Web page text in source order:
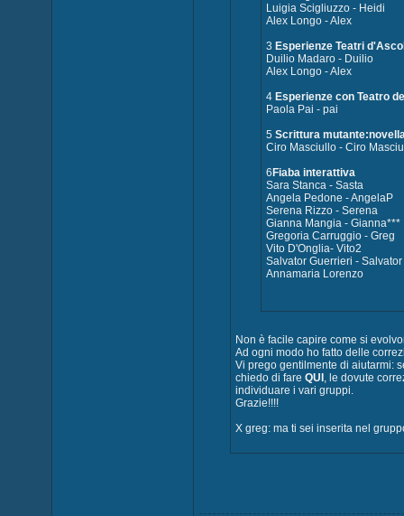
Luigia Scigliuzzo - Heidi
Alex Longo - Alex
3 Esperienze Teatri
Duilio Madaro - Duilio
Alex Longo - Alex
4 Esperienze con Teatro
Paola Pai - pai
5 Scrittura
Ciro Masciullo - Ciro
6 Fiaba interattiva
Sara Stanca - Sasta
Angela Pedone - AngelaP
Serena Rizzo - Serena
Gianna Mangia - Gianna***
Gregoria Carruggio - Greg
Vito D'Onglia- Vito2
Salvator Guerrieri - Salvator
Annamaria Lorenzo
Non è facile capire come si
Ad ogni modo ho fatto delle
Vi prego gentilmente di aiutarmi:
chiedo di fareQUI , le dovute
individuare i vari gruppi.
Grazie!!!!
X greg: ma ti sei inserita nel